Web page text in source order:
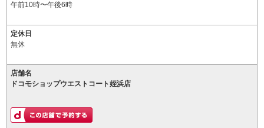
午前10時〜午後6時
定休日
無休
店舗名
ドコモショップウエストコート姪浜店